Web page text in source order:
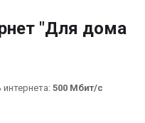
"Для дома
500 Мбит/с